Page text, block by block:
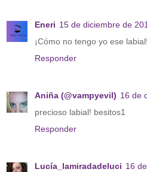
Eneri 15 de diciembre de
¡Cómo no tengo yo ese
Responder
Aniña (@vampyevil) 16 de
precioso labial! besitos1
Responder
Lucía_lamiradadeluci 16